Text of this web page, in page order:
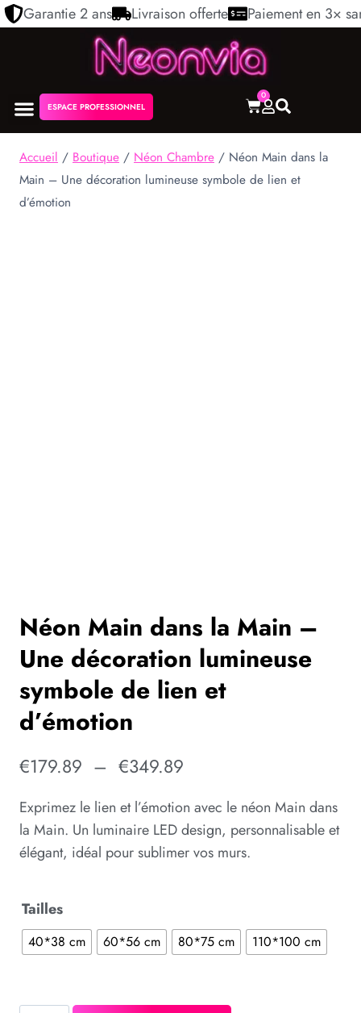
Garantie 2 ans Livraison offerte Paiement en 3×
ESPACE PROFESSIONNEL
0
Accueil / Boutique / Néon Chambre / Néon Main dans la
Main – Une décoration lumineuse symbole de lien et
d’émotion
Néon Main dans la Main –
Une décoration lumineuse
symbole de lien et
d’émotion
€179.89 – €349.89
Exprimez le lien et l’émotion avec le néon Main dans
la Main. Un luminaire LED design, personnalisable et
élégant, idéal pour sublimer vos murs.
Tailles
40*38 cm 60*56 cm 80*75 cm 110*100 cm